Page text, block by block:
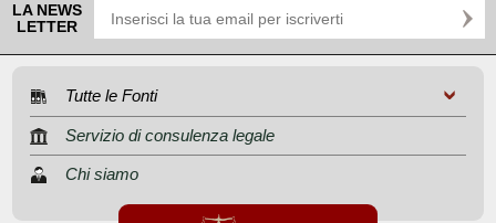
LA NEWS
LETTER
Tutte le Fonti
Servizio di consulenza legale
Chi siamo